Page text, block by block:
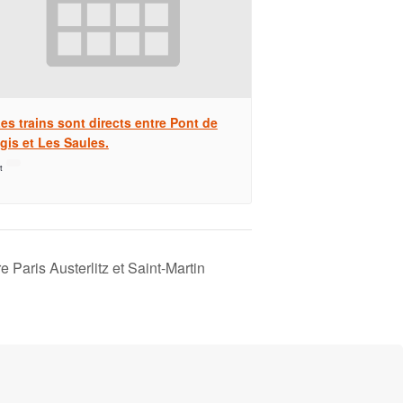
trains sont directs entre Pont de
et Les Saules.
Paris Austerlitz et Saint-Martin